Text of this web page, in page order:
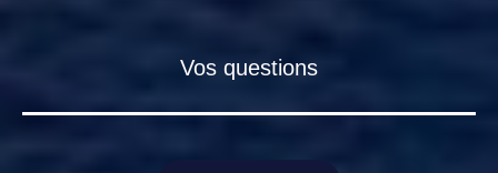
Vos questions